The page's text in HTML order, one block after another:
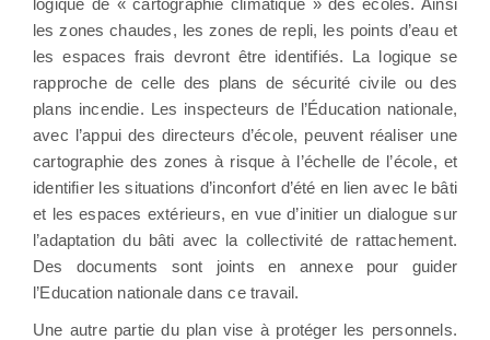
logique de « cartographie climatique » des écoles. Ainsi
les zones chaudes, les zones de repli, les points d’eau et
les espaces frais devront être identifiés. La logique se
rapproche de celle des plans de sécurité civile ou des
plans incendie. Les inspecteurs de l’Éducation nationale,
avec l’appui des directeurs d’école, peuvent réaliser une
cartographie des zones à risque à l’échelle de l’école, et
identifier les situations d’inconfort d’été en lien avec le bâti
et les espaces extérieurs, en vue d’initier un dialogue sur
l’adaptation du bâti avec la collectivité de rattachement.
Des documents sont joints en annexe pour guider
l’Education nationale dans ce travail.
Une autre partie du plan vise à protéger les personnels.